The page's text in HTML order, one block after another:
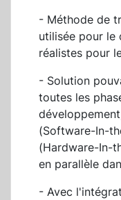
- Méthode de
utilisée pour le
réalistes pour
- Solution
toutes les
(Software-In-
(Hardware-In-
en parallèle
- Avec